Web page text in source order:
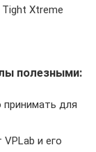
Xtreme
полезными:
для
и его